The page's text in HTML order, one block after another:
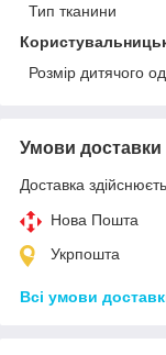
Тип тканини
Розмір дитячого
Умови доставки
Доставка
Нова Пошта
Укрпошта
Всі умови